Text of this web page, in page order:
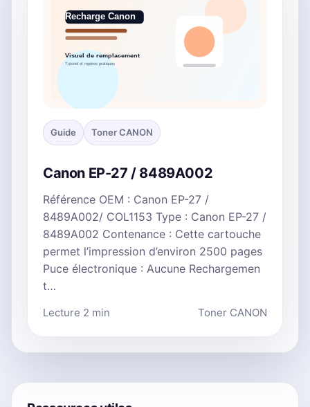
Guide Toner CANON
Canon EP-27 / 8489A002
Référence OEM : Canon EP-27 /
8489A002/ COL1153 Type : Canon EP-27 /
8489A002 Contenance : Cette cartouche
permet l’impression d’environ 2500 pages
Puce électronique : Aucune Rechargemen
t…
Lecture 2 min Toner CANON